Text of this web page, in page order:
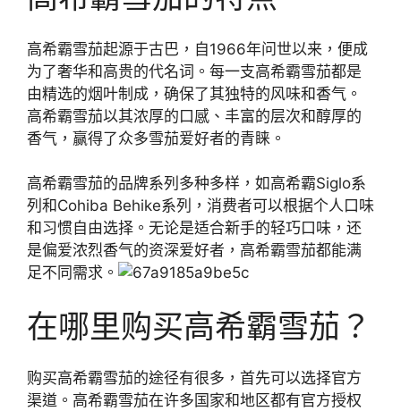
高希霸雪茄起源于古巴，自1966年问世以来，便成
为了奢华和高贵的代名词。每一支高希霸雪茄都是
由精选的烟叶制成，确保了其独特的风味和香气。
高希霸雪茄以其浓厚的口感、丰富的层次和醇厚的
香气，赢得了众多雪茄爱好者的青睐。
高希霸雪茄的品牌系列多种多样，如高希霸Siglo系
列和Cohiba Behike系列，消费者可以根据个人口味
和习惯自由选择。无论是适合新手的轻巧口味，还
是偏爱浓烈香气的资深爱好者，高希霸雪茄都能满
足不同需求。
在哪里购买高希霸雪茄？
购买高希霸雪茄的途径有很多，首先可以选择官方
渠道。高希霸雪茄在许多国家和地区都有官方授权